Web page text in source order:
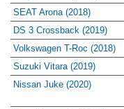
SEAT Arona (2018)
DS 3 Crossback (2019)
Volkswagen T-Roc (2018)
Suzuki Vitara (2019)
Nissan Juke (2020)